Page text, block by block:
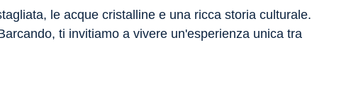
le acque cristalline e una ricca storia culturale.
ti invitiamo a vivere un'esperienza unica tra